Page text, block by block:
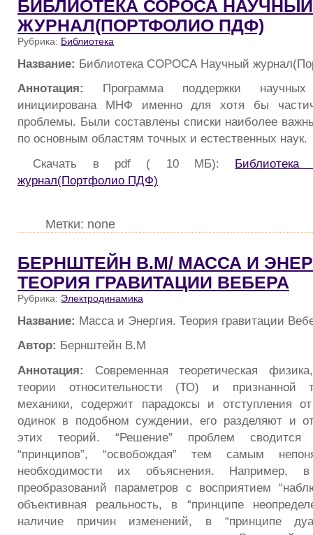
БИБЛИОТЕКА СОРОСА НАУЧНЫЙ
ЖУРНАЛ(ПОРТФОЛИО ПДФ)
Рубрика: Библиотека
Название: Библиотека СОРОСА Научный
Аннотация: Программа поддержки
инициирована МНФ именно для хотя бы
проблемы. Были составлены списки наиболее
по основным областям точных и естественных наук.
Скачать в pdf ( 10 МБ):
журнал(Портфолио ПДФ)
Метки: none
БЕРНШТЕЙН В.М/ МАССА И
ТЕОРИЯ ГРАВИТАЦИИ ВЕБЕРА
Рубрика: Электродинамика
Название: Масса и Энергия. Теория гравитации
Автор: Бернштейн В.М
Аннотация: Современная теоретическая
теории относительности (ТО) и признанной
механики, содержит парадоксы и отступления
одинок в подобном суждении, его разделяют и
этих теорий. “Решение” проблем сводится
“принципов”, “освобождая” тем самым
необходимости их объяснения.
преобразований параметров с восприятием
объективная реальность, в “принципе
наличие причин изменений, в “принципе